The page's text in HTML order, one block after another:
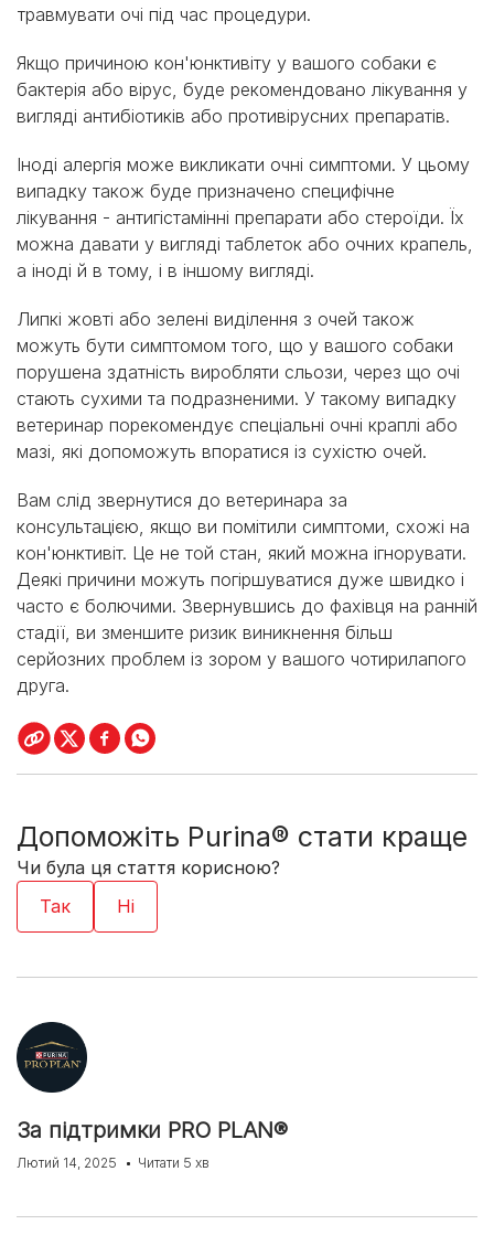
травмувати очі під час процедури.
Якщо причиною кон'юнктивіту у вашого собаки є
бактерія або вірус, буде рекомендовано лікування у
вигляді антибіотиків або противірусних препаратів.
Іноді алергія може викликати очні симптоми. У цьому
випадку також буде призначено специфічне
лікування - антигістамінні препарати або стероїди. Їх
можна давати у вигляді таблеток або очних крапель,
а іноді й в тому, і в іншому вигляді.
Липкі жовті або зелені виділення з очей також
можуть бути симптомом того, що у вашого собаки
порушена здатність виробляти сльози, через що очі
стають сухими та подразненими. У такому випадку
ветеринар порекомендує спеціальні очні краплі або
мазі, які допоможуть впоратися із сухістю очей.
Вам слід звернутися до ветеринара за
консультацією, якщо ви помітили симптоми, схожі на
кон'юнктивіт. Це не той стан, який можна ігнорувати.
Деякі причини можуть погіршуватися дуже швидко і
часто є болючими. Звернувшись до фахівця на ранній
стадії, ви зменшите ризик виникнення більш
серйозних проблем із зором у вашого чотирилапого
друга.
Допоможіть Purina® стати краще
Чи була ця стаття корисною?
За підтримки PRO PLAN®
Лютий 14, 2025 Читати 5 хв